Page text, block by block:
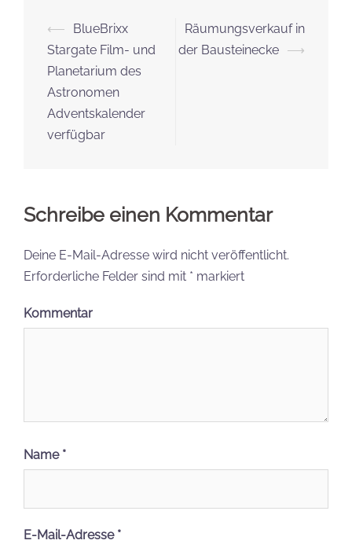
Beitrags-
Navigation
⟵
BlueBrixx
Stargate Film- und
Planetarium des
Astronomen
Adventskalender
verfügbar
Räumungsverkauf in
der Bausteinecke ⟶
Schreibe einen Kommentar
Deine E-Mail-Adresse wird nicht veröffentlicht.
Erforderliche Felder sind mit * markiert
Kommentar
Name *
E-Mail-Adresse *